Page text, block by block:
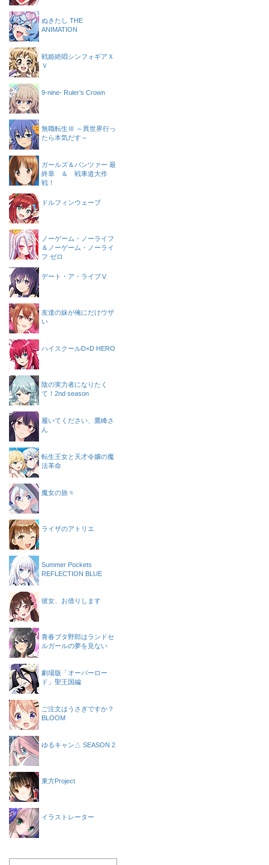
ぬきたし THE
ANIMATION
戦姫絶唱シンフォギアＸ
Ｖ
9-nine- Ruler’s Crown
無職転生Ⅲ ～異世界行っ
たら本気だす～
ガールズ＆パンツァー 最
終章 ＆ 戦車道大作
戦！
ドルフィンウェーブ
ノーゲーム・ノーライフ
＆ノーゲーム・ノーライ
フ ゼロ
デート・ア・ライブⅤ
友達の妹が俺にだけウザ
い
ハイスクールD×D HERO
陰の実力者になりたく
て！2nd season
履いてください、鷹峰さ
ん
転生王女と天才令嬢の魔
法革命
魔女の旅々
ライザのアトリエ
Summer Pockets
REFLECTION BLUE
彼女、お借りします
青春ブタ野郎はランドセ
ルガールの夢を見ない
劇場版「オーバーロー
ド」聖王国編
ご注文はうさぎですか？
BLOOM
ゆるキャン△ SEASON 2
東方Project
イラストレーター